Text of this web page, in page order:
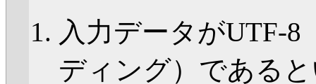
入力データがUTF-
ディング）である